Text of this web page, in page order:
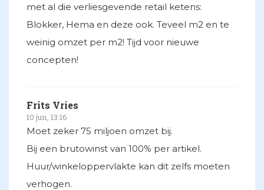
met al die verliesgevende retail ketens:
Blokker, Hema en deze ook. Teveel m2 en te
weinig omzet per m2! Tijd voor nieuwe
concepten!
Frits Vries
10 jun, 13:16
Moet zeker 75 miljoen omzet bij.
Bij een brutowinst van 100% per artikel.
Huur/winkeloppervlakte kan dit zelfs moeten
verhogen.